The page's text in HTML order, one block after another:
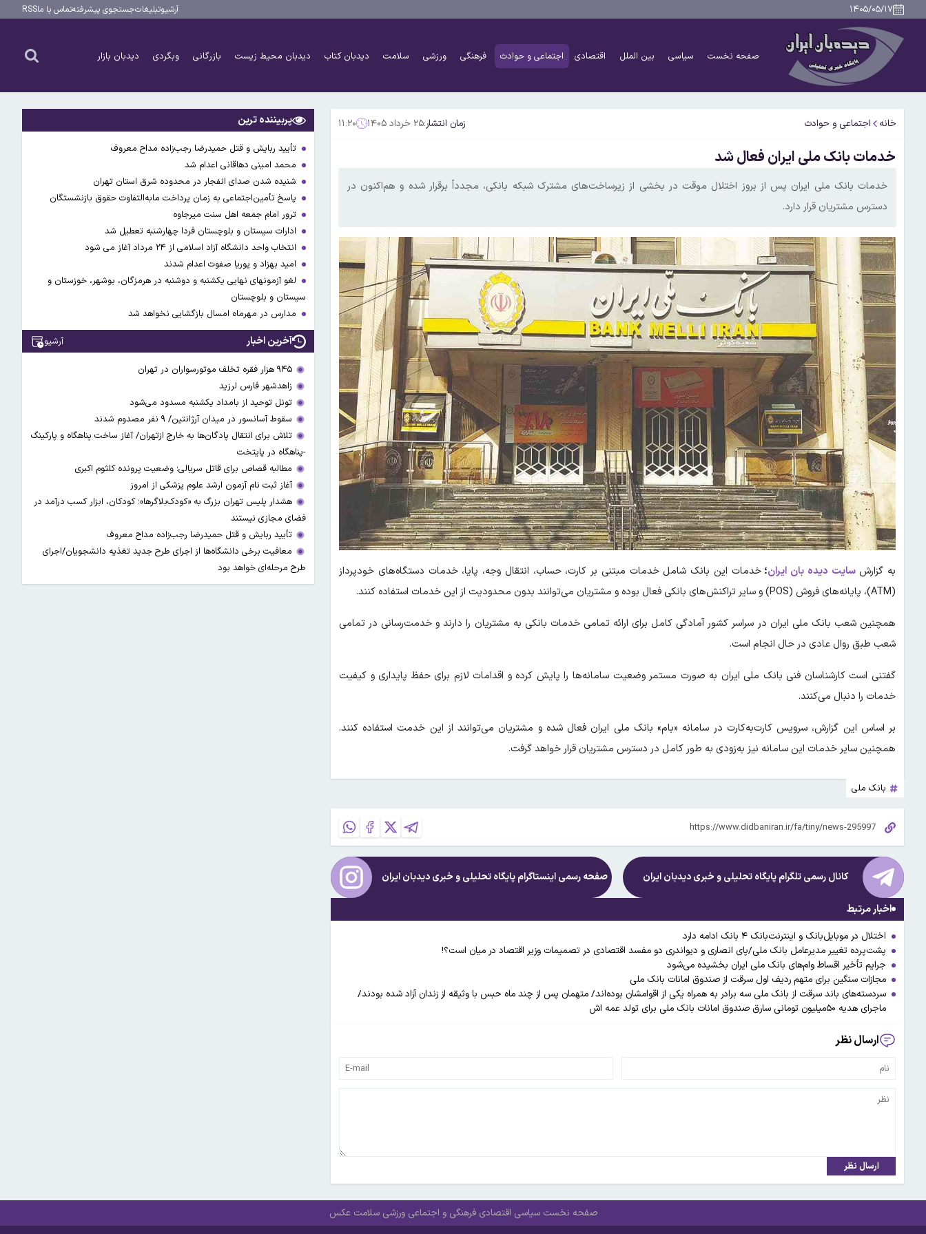
۱۴۰۵/۰۵/۱۷ آرشیوتبلیغاتجستجوی پیشرفتهتماس با ماRSS
صفحه نخست سیاسی بین الملل اقتصادی اجتماعی و حوادث فرهنگی ورزشی سلامت دیدبان کتاب دیدبان محیط زیست بازرگانی وبگردی دیدبان بازار
خانه اجتماعی و حوادث زمان انتشار:۲۵ خرداد ۱۴۰۵ ۱۱:۲۰
خدمات بانک ملی ایران فعال شد
خدمات بانک ملی ایران پس از بروز اختلال موقت در بخشی از زیرساخت‌های مشترک شبکه بانکی، مجدداً برقرار شده و هم‌اکنون در
دسترس مشتریان قرار دارد.
به گزارشسایت دیده بان ایران؛خدمات این بانک شامل خدمات مبتنی بر کارت، حساب، انتقال وجه، پایا، خدمات دستگاه‌های خودپرداز
(ATM)، پایانه‌های فروش (POS) و سایر تراکنش‌های بانکی فعال بوده و مشتریان می‌توانند بدون محدودیت از این خدمات استفاده کنند.
همچنین شعب بانک ملی ایران در سراسر کشور آمادگی کامل برای ارائه تمامی خدمات بانکی به مشتریان را دارند و خدمت‌رسانی در تمامی
شعب طبق روال عادی در حال انجام است.
گفتنی است کارشناسان فنی بانک ملی ایران به صورت مستمر وضعیت سامانه‌ها را پایش کرده و اقدامات لازم برای حفظ پایداری و کیفیت
خدمات را دنبال می‌کنند.
بر اساس این گزارش، سرویس کارت‌به‌کارت در سامانه «بام» بانک ملی ایران فعال شده و مشتریان می‌توانند از این خدمت استفاده کنند.
همچنین سایر خدمات این سامانه نیز به‌زودی به طور کامل در دسترس مشتریان قرار خواهد گرفت.
بانک ملی
کانال رسمی تلگرام پایگاه تحلیلی و خبریدیدبان ایران صفحه رسمی اینستاگرام پایگاه تحلیلی و خبریدیدبان ایران
اخبار مرتبط
اختلال در موبایل‌بانک و اینترنت‌بانک ۴ بانک ادامه دارد
پشت‌پرده تغییر مدیرعامل بانک ملی/پای انصاری و دیواندری دو مفسد اقتصادی در تصمیمات وزیر اقتصاد در میان است؟!
جرایم تأخیر اقساط وام‌های بانک ملی ایران بخشیده می‌شود
مجازات سنگین برای متهم ردیف اول سرقت از صندوق امانات بانک ملی
سردسته‌های باند سرقت از بانک ملی سه برادر به همراه یکی از اقوامشان بوده‌اند/ متهمان پس از چند ماه حبس با وثیقه از زندان آزاد شده بودند/
ماجرای هدیه ۵۰میلیون تومانی سارق صندوق امانات بانک ملی برای تولد عمه اش
ارسال نظر
ارسال نظر
پربیننده ترین
تأیید ربایش و قتل حمیدرضا رجب‌زاده مداح معروف
محمد امینی دهاقانی اعدام شد
شنیده شدن صدای انفجار در محدوده شرق استان تهران
پاسخ تأمین‌اجتماعی به زمان پرداخت مابه‌التفاوت حقوق بازنشستگان
ترور امام جمعه اهل سنت میرجاوه
ادارات سیستان و بلوچستان فردا چهارشنبه تعطیل شد
انتخاب واحد دانشگاه آزاد اسلامی از ۲۴ مرداد آغاز می شود
امید بهزاد و پوریا صفوت اعدام شدند
لغو آزمونهای نهایی یکشنبه و دوشنبه در هرمزگان، بوشهر، خوزستان و
سیستان و بلوچستان
مدارس در مهرماه امسال بازگشایی نخواهد شد
آخرین اخبار آرشیو
۹۴۵ هزار فقره تخلف موتورسواران در تهران
زاهدشهر فارس لرزید
تونل توحید از بامداد یکشنبه مسدود می‌شود
سقوط آسانسور در میدان آرژانتین/ ۹ نفر مصدوم شدند
تلاش برای انتقال پادگان‌ها به خارج ازتهران/ آغاز ساخت پناهگاه و پارکینگ
-پناهگاه در پایتخت
مطالبه قصاص برای قاتل سریالی؛ وضعیت پرونده کلثوم اکبری
آغاز ثبت نام آزمون ارشد علوم پزشکی از امروز
هشدار پلیس تهران بزرگ به «کودک‌بلاگرها»؛ کودکان، ابزار کسب درآمد در
فضای مجازی نیستند
تأیید ربایش و قتل حمیدرضا رجب‌زاده مداح معروف
معافیت برخی دانشگاه‌ها از اجرای طرح جدید تغذیه دانشجویان/اجرای
طرح مرحله‌ای خواهد بود
صفحه نخست سیاسی اقتصادی فرهنگی و اجتماعی ورزشی سلامت عکس